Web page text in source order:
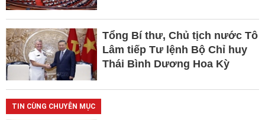
Tổng Bí thư, Chủ tịch nước Tô
Lâm tiếp Tư lệnh Bộ Chỉ huy
Thái Bình Dương Hoa Kỳ
TIN CÙNG CHUYÊN MỤC